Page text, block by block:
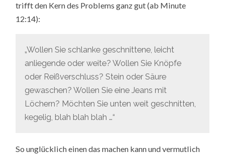
trifft den Kern des Problems ganz gut (ab Minute
12:14):
„Wollen Sie schlanke geschnittene, leicht
anliegende oder weite? Wollen Sie Knöpfe
oder Reißverschluss? Stein oder Säure
gewaschen? Wollen Sie eine Jeans mit
Löchern? Möchten Sie unten weit geschnitten,
kegelig, blah blah blah …“
So unglücklich einen das machen kann und vermutlich